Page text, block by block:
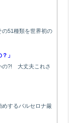
の51種類を世界初の
」
の?! 大丈夫これさ
めするバルセロナ厳